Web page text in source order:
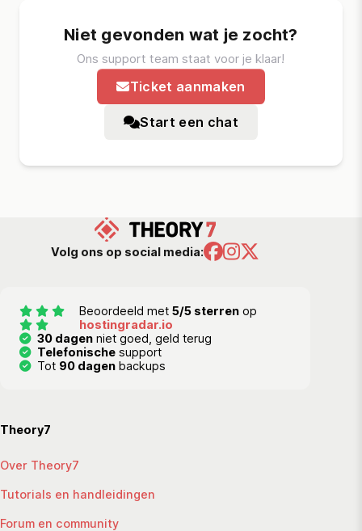
Niet gevonden wat je zocht?
Ons support team staat voor je klaar!
Ticket aanmaken
Start een chat
Volg ons op social media:
Beoordeeld met 5/5 sterrenop
hostingradar.io
30 dagen niet goed, geld terug
Telefonische support
Tot 90 dagen backups
Theory7
Over Theory7
Tutorials en handleidingen
Forum en community